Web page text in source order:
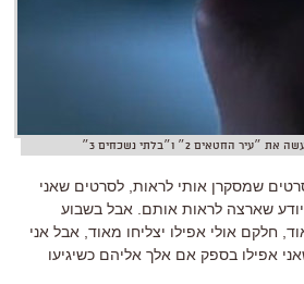
שמסקרן אותי לראות, לסרטים שאני
שארצה לראות אותם. אבל בשבוע
חלקם אולי אפילו יצליחו מאוד, אבל אני
אפילו בספק אם אלך אליהם כשיגיעו